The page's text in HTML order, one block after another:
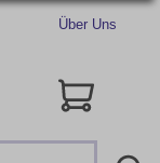
Über Uns